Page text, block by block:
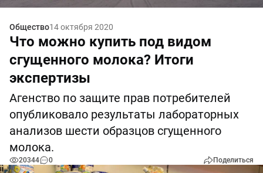
Общество14 октября 2020
Что можно купить под видом
сгущенного молока? Итоги
экспертизы
Агенство по защите прав потребителей
опубликовало результаты лабораторных
анализов шести образцов сгущенного
молока.
20344 0 Поделиться